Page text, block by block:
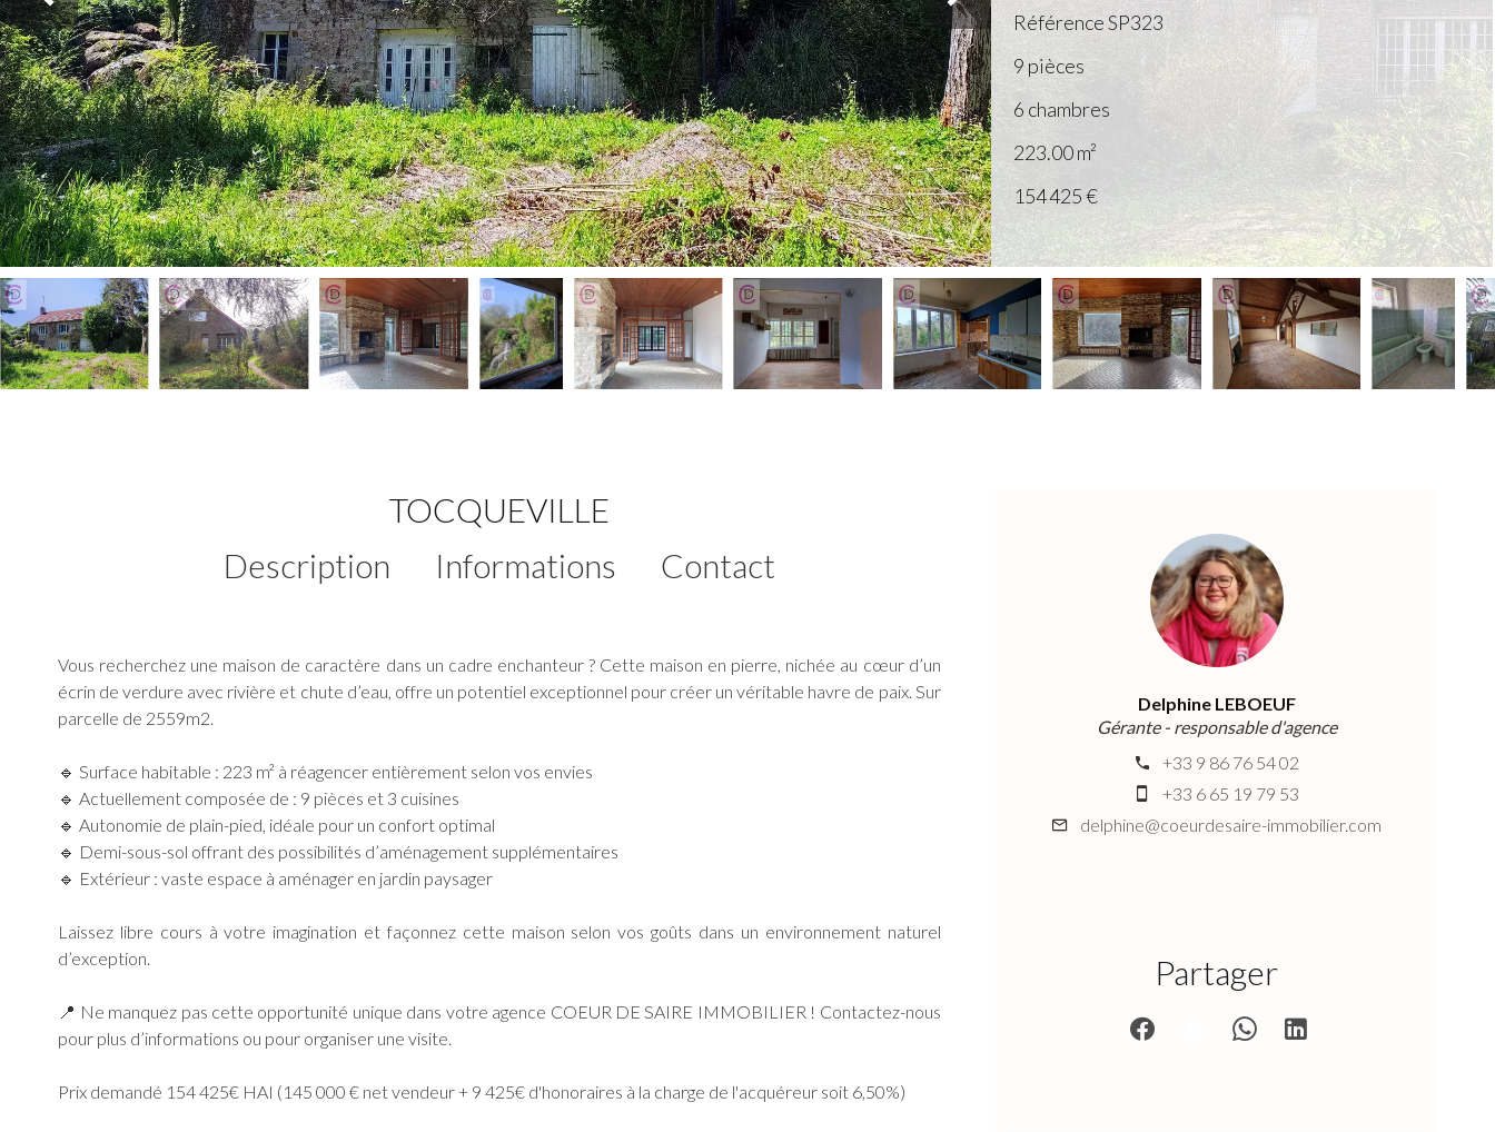
RéférenceSP323
9 pièces
6 chambres
223.00m²
154 425 €
TOCQUEVILLE
Description
Informations Contact
Vous recherchez une maison de caractère dans un cadre enchanteur ? Cette maison en pierre, nichée au cœur d’un
écrin de verdure avec rivière et chute d’eau, offre un potentiel exceptionnel pour créer un véritable havre de paix. Sur
parcelle de 2559m2.
🔹 Surface habitable : 223 m² à réagencer entièrement selon vos envies
🔹 Actuellement composée de : 9 pièces et 3 cuisines
🔹 Autonomie de plain-pied, idéale pour un confort optimal
🔹 Demi-sous-sol offrant des possibilités d’aménagement supplémentaires
🔹 Extérieur : vaste espace à aménager en jardin paysager
Laissez libre cours à votre imagination et façonnez cette maison selon vos goûts dans un environnement naturel
d’exception.
📍 Ne manquez pas cette opportunité unique dans votre agence COEUR DE SAIRE IMMOBILIER ! Contactez-nous
pour plus d’informations ou pour organiser une visite.
Prix demandé 154 425€ HAI (145 000 € net vendeur + 9 425€ d'honoraires à la charge de l'acquéreur soit 6,50%)
Delphine LEBOEUF
Gérante - responsable d'agence
+33 9 86 76 54 02
+33 6 65 19 79 53
delphine@coeurdesaire-immobilier.com
Partager